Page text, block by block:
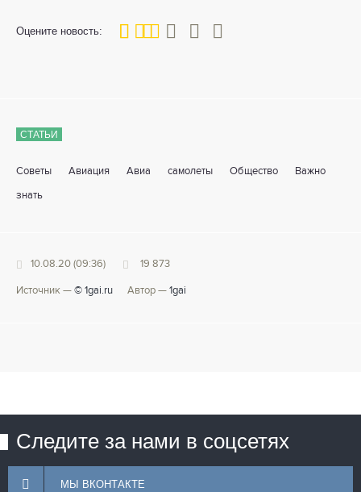
Оцените новость:
40
1 3 4 5
СТАТЬИ
Советы Авиация Авиа самолеты Общество Важно
знать
10.08.20 (09:36) 19 873
Источник — © 1gai.ru Автор — 1gai
Следите за нами в соцсетях
МЫ ВКОНТАКТЕ